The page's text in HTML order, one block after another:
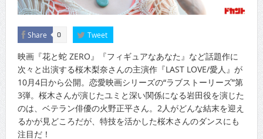
Share 0 Tweet
映画『花と蛇 ZERO』『フィギュアなあなた』など話題作に
次々と出演する桜木梨奈さんの主演作『LAST LOVE/愛人』が
10月4日から公開。恋愛映画シリーズの“ラブストーリーズ”第
3弾。桜木さんが演じたユミと深い関係になる岩田役を演じた
のは、ベテラン俳優の火野正平さん。2人がどんな結末を迎え
るかが見どころだが、特技を活かした桜木さんのダンスにも
注目だ！